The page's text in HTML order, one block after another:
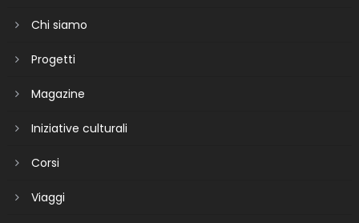
Chi siamo
Progetti
Magazine
Iniziative culturali
Corsi
Viaggi